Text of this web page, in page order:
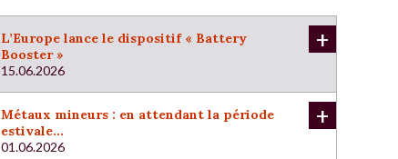
L’Europe lance le dispositif « Battery
Booster »
15.06.2026
+
Métaux mineurs : en attendant la période
estivale...
01.06.2026
+